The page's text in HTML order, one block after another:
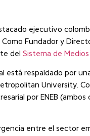
ejecutivo
Fundador y
del Sistema de
está respaldado por
University.
por ENEB
entre el sector